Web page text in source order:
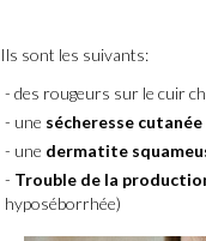
Ils sont les suivants:
des rougeurs sur le cuir
une sécheresse
une dermatite
Trouble de la
hyposéborrhée)